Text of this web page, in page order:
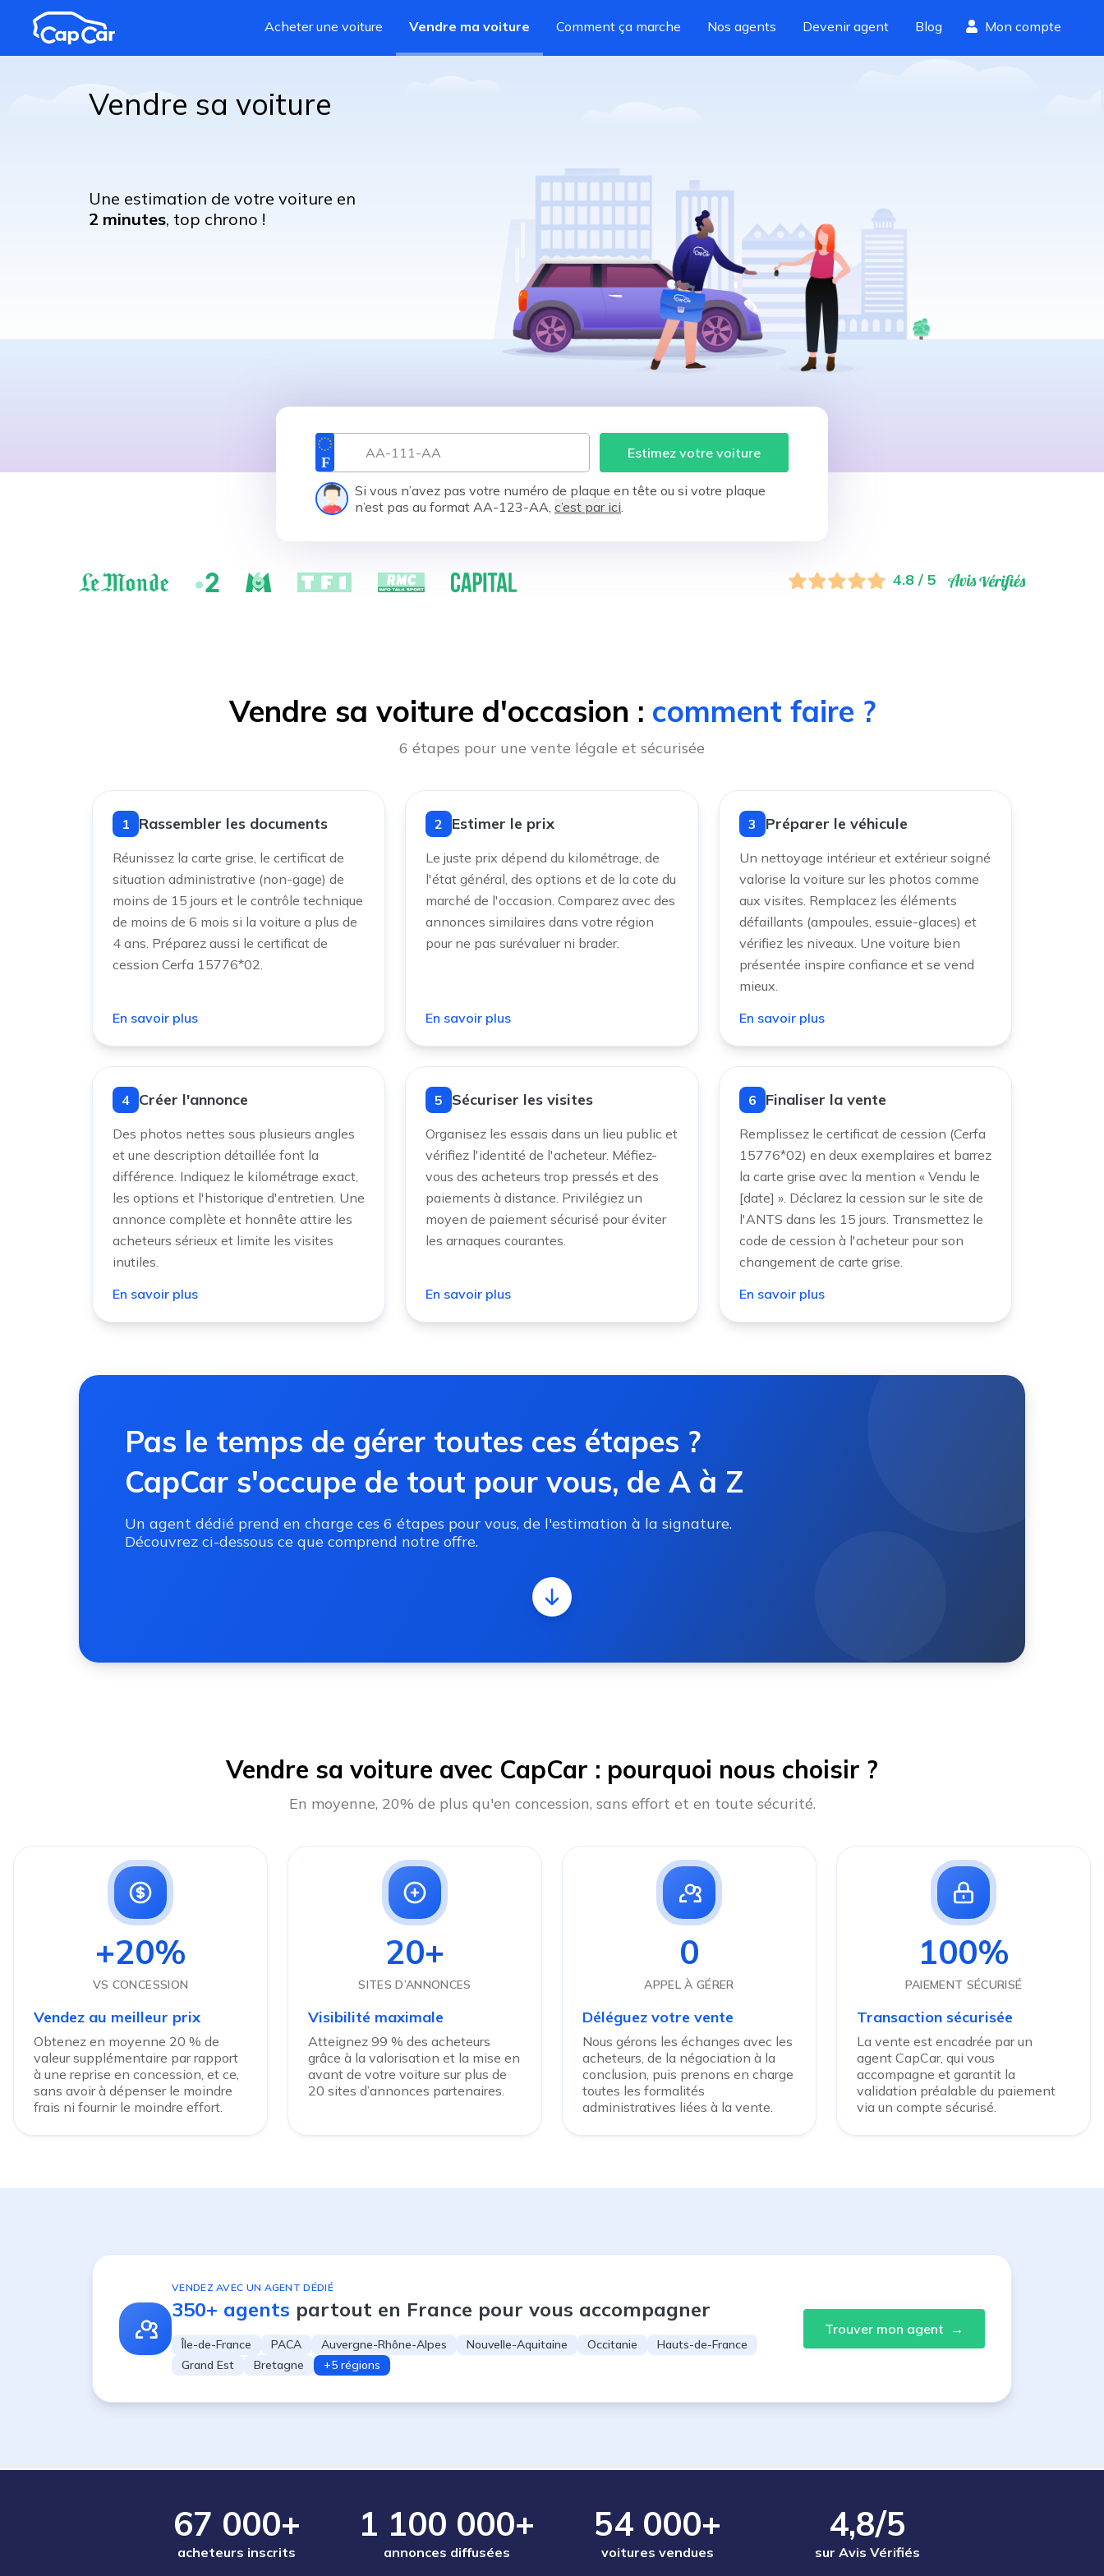
Aller au contenu principal
Acheter une voiture
Vendre ma voiture Comment ça marche Nos agents Devenir agent Blog Mon compte
Vendre sa voiture
Une estimation de votre voiture en
2 minutes, top chrono !
Estimez votre voiture
Si vous n’avez pas votre numéro de plaque en tête ou si votre plaque
n’est pas au format AA-123-AA, c’est par ici.
4.8 / 5
Vendre sa voiture d'occasion : comment faire ?
6 étapes pour une vente légale et sécurisée
1 Rassembler les documents
Réunissez la carte grise, le certificat de
situation administrative (non-gage) de
moins de 15 jours et le contrôle technique
de moins de 6 mois si la voiture a plus de
4 ans. Préparez aussi le certificat de
cession Cerfa 15776*02.
En savoir plus
2 Estimer le prix
Le juste prix dépend du kilométrage, de
l'état général, des options et de la cote du
marché de l'occasion. Comparez avec des
annonces similaires dans votre région
pour ne pas surévaluer ni brader.
En savoir plus
3 Préparer le véhicule
Un nettoyage intérieur et extérieur soigné
valorise la voiture sur les photos comme
aux visites. Remplacez les éléments
défaillants (ampoules, essuie-glaces) et
vérifiez les niveaux. Une voiture bien
présentée inspire confiance et se vend
mieux.
En savoir plus
4 Créer l'annonce
Des photos nettes sous plusieurs angles
et une description détaillée font la
différence. Indiquez le kilométrage exact,
les options et l'historique d'entretien. Une
annonce complète et honnête attire les
acheteurs sérieux et limite les visites
inutiles.
En savoir plus
5 Sécuriser les visites
Organisez les essais dans un lieu public et
vérifiez l'identité de l'acheteur. Méfiez-
vous des acheteurs trop pressés et des
paiements à distance. Privilégiez un
moyen de paiement sécurisé pour éviter
les arnaques courantes.
En savoir plus
6 Finaliser la vente
Remplissez le certificat de cession (Cerfa
15776*02) en deux exemplaires et barrez
la carte grise avec la mention « Vendu le
[date] ». Déclarez la cession sur le site de
l'ANTS dans les 15 jours. Transmettez le
code de cession à l'acheteur pour son
changement de carte grise.
En savoir plus
Pas le temps de gérer toutes ces étapes ?
CapCar s'occupe de tout pour vous, de A à Z
Un agent dédié prend en charge ces 6 étapes pour vous, de l'estimation à la signature.
Découvrez ci-dessous ce que comprend notre offre.
Vendre sa voiture avec CapCar : pourquoi nous choisir ?
En moyenne, 20% de plus qu'en concession, sans effort et en toute sécurité.
+20%
VS CONCESSION
Vendez au meilleur prix
Obtenez en moyenne 20 % de
valeur supplémentaire par rapport
à une reprise en concession, et ce,
sans avoir à dépenser le moindre
frais ni fournir le moindre effort.
20+
SITES D’ANNONCES
Visibilité maximale
Atteignez 99 % des acheteurs
grâce à la valorisation et la mise en
avant de votre voiture sur plus de
20 sites d’annonces partenaires.
0
APPEL À GÉRER
Déléguez votre vente
Nous gérons les échanges avec les
acheteurs, de la négociation à la
conclusion, puis prenons en charge
toutes les formalités
administratives liées à la vente.
100%
PAIEMENT SÉCURISÉ
Transaction sécurisée
La vente est encadrée par un
agent CapCar, qui vous
accompagne et garantit la
validation préalable du paiement
via un compte sécurisé.
VENDEZ AVEC UN AGENT DÉDIÉ
350+ agents partout en France pour vous accompagner
Île-de-France PACA Auvergne-Rhône-Alpes Nouvelle-Aquitaine Occitanie
Hauts-de-France
Grand Est
Bretagne +5 régions
Trouver mon agent →
67 000+
acheteurs inscrits
1 100 000+
annonces diffusées
54 000+
voitures vendues
4,8/5
sur Avis Vérifiés